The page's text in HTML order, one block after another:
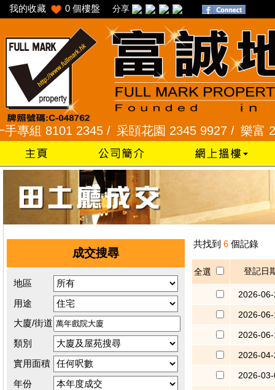
我的收藏 0 個樓盤 分享
組 8101 2345 /采頣花園 2345 9927 /樂富
成交搜尋
地區
用途
大廈/街道
類別
實用面積
年份
共找到 6 個記錄
全選 登記日
2026-
2026-
2026-
2026-
2026-